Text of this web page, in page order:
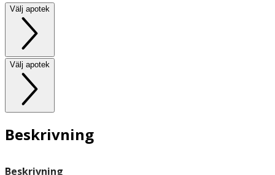
Välj apotek
Välj apotek
Beskrivning
Beskrivning